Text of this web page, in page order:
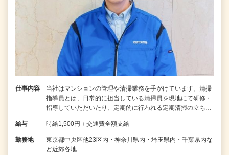
仕事内容
当社はマンションの管理や清掃業務を手がけています。清掃
指導員とは、日常的に担当している清掃員を現地にて研修・
指導していただいたり、定期的に行われる定期清掃の立ち…
給与 時給1,500円＋交通費全額支給
勤務地
東京都中央区他23区内・神奈川県内・埼玉県内・千葉県内な
ど近郊各地